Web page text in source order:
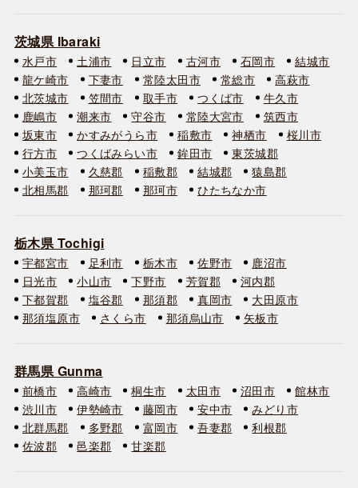
茨城県 Ibaraki
水戸市 土浦市 日立市 古河市 石岡市
結城市
龍ケ崎市
下妻市 常陸太田市 常総市
高萩市
北茨城市
笠間市 取手市 つくば市
牛久市
鹿嶋市
潮来市 守谷市 常陸大宮市
筑西市
坂東市
かすみがうら市 稲敷市 神栖市
桜川市
行方市
つくばみらい市 鉾田市
東茨城郡
小美玉市
久慈郡 稲敷郡 結城郡
猿島郡
北相馬郡
那珂郡 那珂市 ひたちなか市
栃木県 Tochigi
宇都宮市 足利市 栃木市 佐野市
鹿沼市
日光市
小山市 下野市 芳賀郡
河内郡
下都賀郡
塩谷郡 那須郡 真岡市
大田原市
那須塩原市
さくら市 那須烏山市 矢板市
群馬県 Gunma
前橋市 高崎市 桐生市 太田市 沼田市
館林市
渋川市
伊勢崎市 藤岡市 安中市
みどり市
北群馬郡
多野郡 富岡市 吾妻郡
利根郡
佐波郡
邑楽郡 甘楽郡